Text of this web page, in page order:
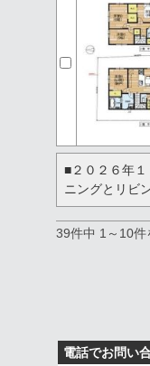
■２０２６年
ニングとリビ
39件中 1～10件
電話でお問い